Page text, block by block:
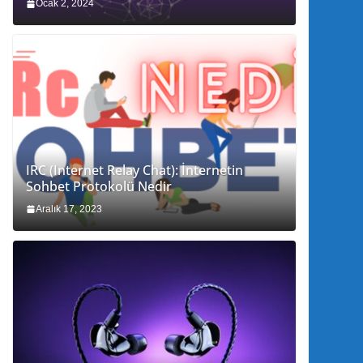
Ocak 2, 2024
IRC (Internet Relay Chat): İnternetin
Sohbet Protokolü Nedir
Aralık 17, 2023